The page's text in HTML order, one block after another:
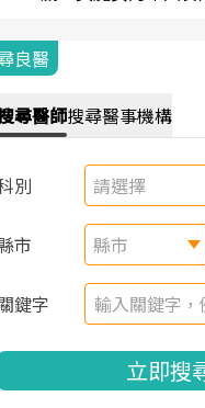
良醫
尋醫師搜尋醫事機構
別 請選擇
市 縣市
鍵字
立即搜